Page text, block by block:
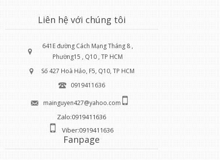
Liên hệ với chúng tôi
641E đường Cách Mạng Tháng 8 ,
Phường15 , Q10 , TP HCM
Số 427 Hoà Hảo, F5, Q10, TP HCM
0919411636
mainguyen427@yahoo.com
Zalo:0919411636
Viber:0919411636
Fanpage